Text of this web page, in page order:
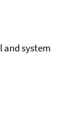
and system